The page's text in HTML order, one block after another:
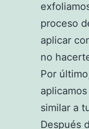
proceso
aplicar
no
Por
similar a
Después